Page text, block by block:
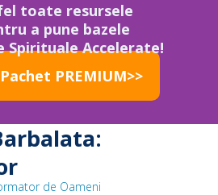
toate resursele
a pune bazele
Spirituale Accelerate!
PREMIUM>>
de Oameni